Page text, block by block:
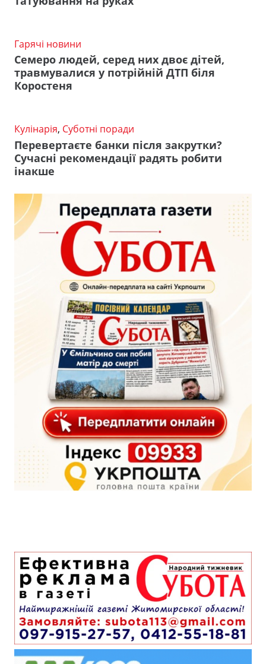
Гарячі новини
Семеро людей, серед них двоє дітей,
травмувалися у потрійній ДТП біля
Коростеня
Кулінарія, Суботні поради
Перевертаєте банки після закрутки?
Сучасні рекомендації радять робити
інакше